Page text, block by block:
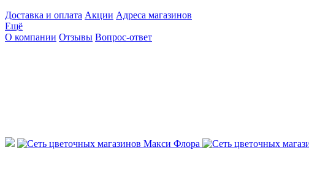
Доставка и оплата Акции Адреса магазинов
Ещё
О компании Отзывы Вопрос-ответ